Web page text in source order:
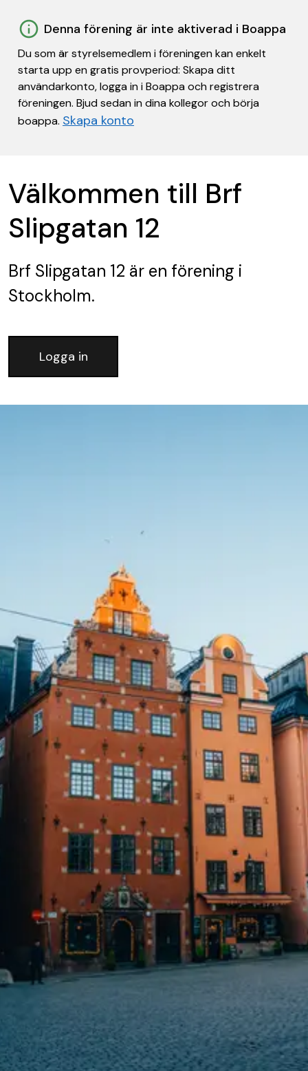
Denna förening är inte aktiverad i Boappa
Du som är styrelsemedlem i föreningen kan enkelt
starta upp en gratis provperiod: Skapa ditt
användarkonto, logga in i Boappa och registrera
föreningen. Bjud sedan in dina kollegor och börja
boappa. Skapa konto
Välkommen till Brf
Slipgatan 12
Brf Slipgatan 12 är en förening i
Stockholm.
Logga in